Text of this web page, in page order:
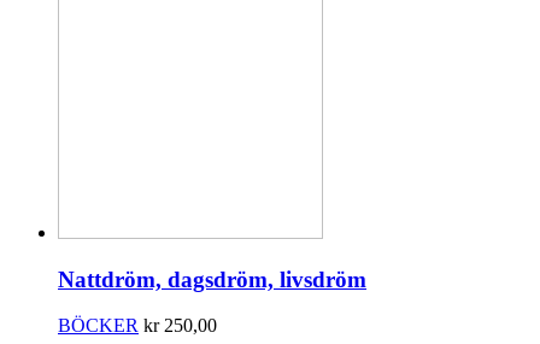
Nattdröm, dagsdröm, livsdröm
BÖCKER kr250,00